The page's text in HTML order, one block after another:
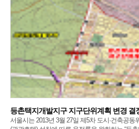
등촌택지개발지구 지구단위계획 변경 결
서울시는 2013년 3월 27일 제5차 도시·건축공